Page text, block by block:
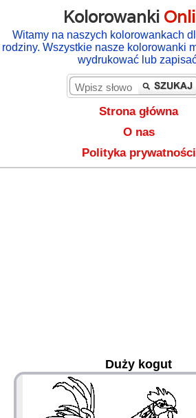
Kolorowanki
Witamy na naszych kolorowankach
rodziny. Wszystkie nasze kolorowanki
wydrukować lub
Strona główna
O nas
Polityka prywatności
Duży kogut